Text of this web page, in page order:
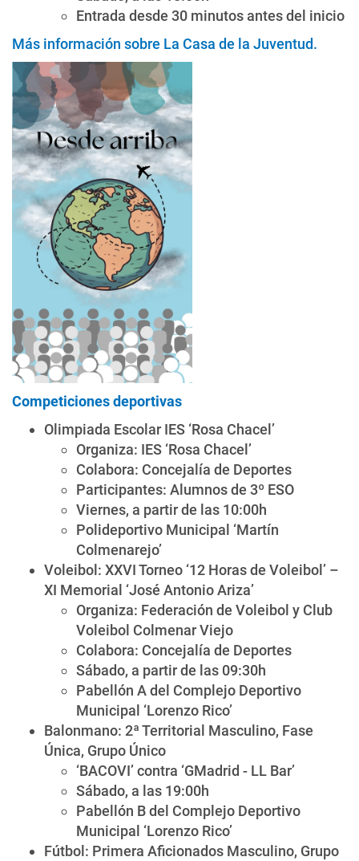
Entrada desde 30 minutos antes del inicio
Más información sobre La Casa de la Juventud.
Competiciones deportivas
Olimpiada Escolar IES ‘Rosa Chacel’
Organiza: IES ‘Rosa Chacel’
Colabora: Concejalía de Deportes
Participantes: Alumnos de 3º ESO
Viernes, a partir de las 10:00h
Polideportivo Municipal ‘Martín
Colmenarejo’
Voleibol: XXVI Torneo ‘12 Horas de Voleibol’ –
XI Memorial ‘José Antonio Ariza’
Organiza: Federación de Voleibol y Club
Voleibol Colmenar Viejo
Colabora: Concejalía de Deportes
Sábado, a partir de las 09:30h
Pabellón A del Complejo Deportivo
Municipal ‘Lorenzo Rico’
Balonmano: 2ª Territorial Masculino, Fase
Única, Grupo Único
‘BACOVI’ contra ‘GMadrid - LL Bar’
Sábado, a las 19:00h
Pabellón B del Complejo Deportivo
Municipal ‘Lorenzo Rico’
Fútbol: Primera Aficionados Masculino, Grupo